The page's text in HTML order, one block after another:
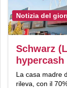
Notizia del
Schwarz
La casa madre
rileva, con il